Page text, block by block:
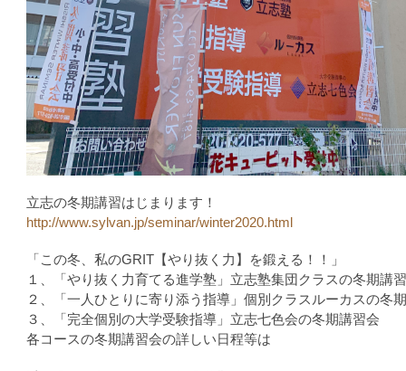
立志の冬期講習はじまります！
http://www.sylvan.jp/seminar/winter2020.html
「この冬、私のGRIT【やり抜く力】を鍛える！！」
１、「やり抜く力育てる進学塾」立志塾集団クラスの冬期講
２、「一人ひとりに寄り添う指導」個別クラスルーカスの冬
３、「完全個別の大学受験指導」立志七色会の冬期講習会
各コースの冬期講習会の詳しい日程等は